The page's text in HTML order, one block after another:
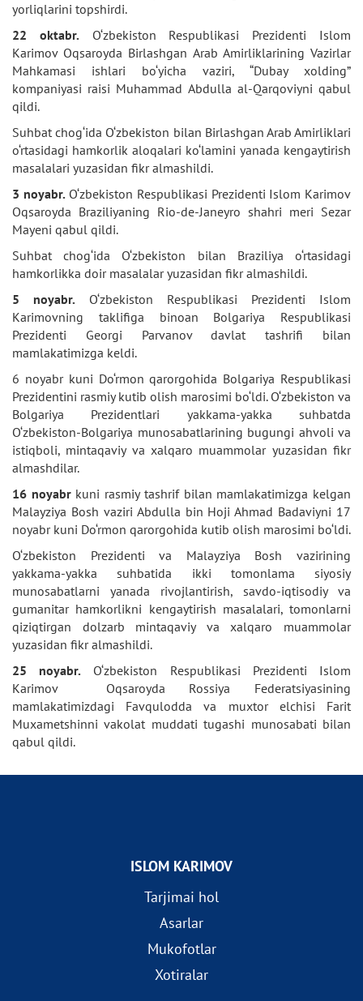
yorliqlarini topshirdi.
22 oktabr. O‘zbekiston Respublikasi Prezidenti Islom
Karimov Oqsaroyda Birlashgan Arab Amirliklarining Vazirlar
Mahkamasi ishlari bo‘yicha vaziri, “Dubay xolding”
kompaniyasi raisi Muhammad Abdulla al-Qarqoviyni qabul
qildi.
Suhbat chog‘ida O‘zbekiston bilan Birlashgan Arab Amirliklari
o‘rtasidagi hamkorlik aloqalari ko‘lamini yanada kengaytirish
masalalari yuzasidan fikr almashildi.
3 noyabr. O‘zbekiston Respublikasi Prezidenti Islom Karimov
Oqsaroyda Braziliyaning Rio-de-Janeyro shahri meri Sezar
Mayeni qabul qildi.
Suhbat chog‘ida O‘zbekiston bilan Braziliya o‘rtasidagi
hamkorlikka doir masalalar yuzasidan fikr almashildi.
5 noyabr. O‘zbekiston Respublikasi Prezidenti Islom
Karimovning taklifiga binoan Bolgariya Respublikasi
Prezidenti Georgi Parvanov davlat tashrifi bilan
mamlakatimizga keldi.
6 noyabr kuni Do‘rmon qarorgohida Bolgariya Respublikasi
Prezidentini rasmiy kutib olish marosimi bo‘ldi. O‘zbekiston va
Bolgariya Prezidentlari yakkama-yakka suhbatda
O‘zbekiston-Bolgariya munosabatlarining bugungi ahvoli va
istiqboli, mintaqaviy va xalqaro muammolar yuzasidan fikr
almashdilar.
16 noyabrkuni rasmiy tashrif bilan mamlakatimizga kelgan
Malayziya Bosh vaziri Abdulla bin Hoji Ahmad Badaviyni 17
noyabr kuni Do‘rmon qarorgohida kutib olish marosimi bo‘ldi.
O‘zbekiston Prezidenti va Malayziya Bosh vazirining
yakkama-yakka suhbatida ikki tomonlama siyosiy
munosabatlarni yanada rivojlantirish, savdo-iqtisodiy va
gumanitar hamkorlikni kengaytirish masalalari, tomonlarni
qiziqtirgan dolzarb mintaqaviy va xalqaro muammolar
yuzasidan fikr almashildi.
25 noyabr. O‘zbekiston Respublikasi Prezidenti Islom
Karimov Oqsaroyda Rossiya Federatsiyasining
mamlakatimizdagi Favqulodda va muxtor elchisi Farit
Muxametshinni vakolat muddati tugashi munosabati bilan
qabul qildi.
ISLOM KARIMOV
Tarjimai hol
Asarlar
Mukofotlar
Xotiralar